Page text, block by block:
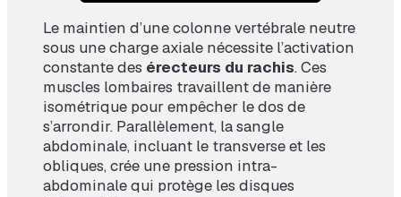
Le maintien d’une colonne vertébrale neutre
sous une charge axiale nécessite l’activation
constante des érecteurs du rachis. Ces
muscles lombaires travaillent de manière
isométrique pour empêcher le dos de
s’arrondir. Parallèlement, la sangle
abdominale, incluant le transverse et les
obliques, crée une pression intra-
abdominale qui protège les disques